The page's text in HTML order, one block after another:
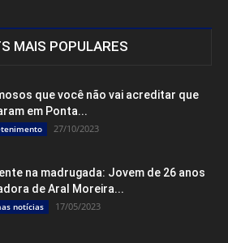
MAIS POPULARES
que você não vai acreditar que
em Ponta...
27/10/2023
na madrugada: Jovem de 26 anos
de Aral Moreira...
notícias 17/05/2023